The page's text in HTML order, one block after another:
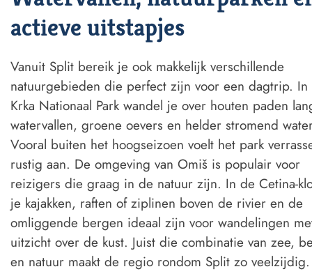
actieve uitstapjes
Vanuit Split bereik je ook makkelijk verschillende
natuurgebieden die perfect zijn voor een dagtrip. In
Krka Nationaal Park wandel je over houten paden
watervallen, groene oevers en helder stromend
Vooral buiten het hoogseizoen voelt het park
rustig aan. De omgeving van Omiš is populair voor
reizigers die graag in de natuur zijn. In de Cetina-
je kajakken, raften of ziplinen boven de rivier en de
omliggende bergen ideaal zijn voor wandelingen
uitzicht over de kust. Juist die combinatie van zee,
en natuur maakt de regio rondom Split zo veelzijdig.